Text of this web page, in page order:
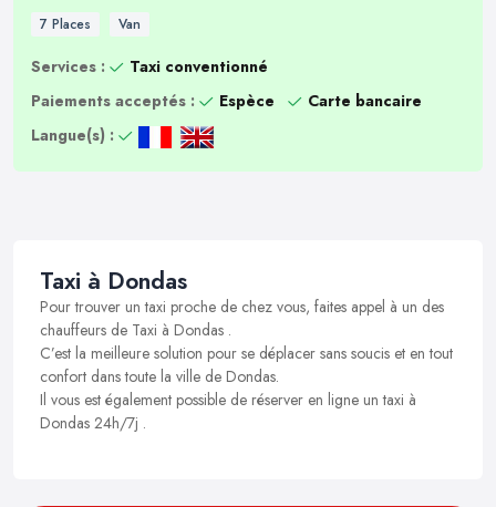
7 Places Van
Services :
Taxi conventionné
Paiements acceptés :
Espèce
Carte bancaire
Langue(s) :
Taxi à Dondas
Pour trouver un taxi proche de chez vous, faites appel à un des
chauffeurs de Taxi à Dondas .
C’est la meilleure solution pour se déplacer sans soucis et en tout
confort dans toute la ville de Dondas.
Il vous est également possible de réserver en ligne un taxi à
Dondas 24h/7j .